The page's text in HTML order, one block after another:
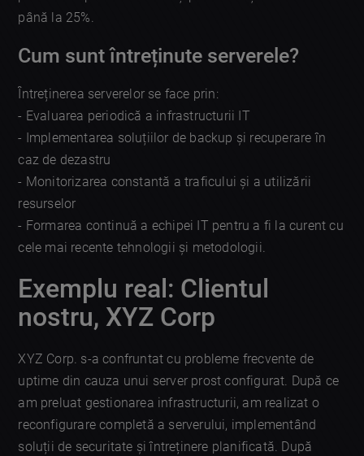
până la 25%.
Cum sunt întreținute serverele?
Întreținerea serverelor se face prin:
- Evaluarea periodică a infrastructurii IT
- Implementarea soluțiilor de backup și recuperare în
caz de dezastru
- Monitorizarea constantă a traficului și a utilizării
resurselor
- Formarea continuă a echipei IT pentru a fi la curent cu
cele mai recente tehnologii și metodologii.
Exemplu real: Clientul
nostru, XYZ Corp
XYZ Corp. s-a confruntat cu probleme frecvente de
uptime din cauza unui server prost configurat. După ce
am preluat gestionarea infrastructurii, am realizat o
reconfigurare completă a serverului, implementând
soluții de securitate și întreținere planificată. După